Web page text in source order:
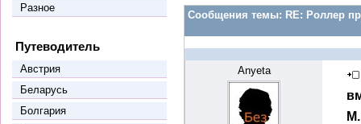
Разное
Путеводитель
Австрия
Беларусь
Болгария
Сообщения темы: RE: Роллер
Anyeta